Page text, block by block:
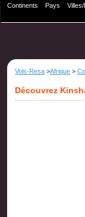
Continents Pays Villes/
Vols-Resa >Afrique >
Découvrez